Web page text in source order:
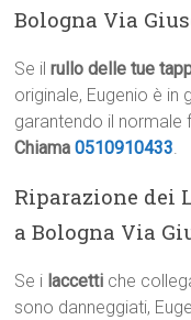
Bologna Via
Se ilrullo delle tue
originale, Eugenio è
garantendo il normale
Chiama0510910433.
Riparazione dei
a Bologna Via
Se i laccetti che
sono danneggiati,